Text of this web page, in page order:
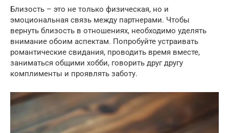
Близость – это не только физическая, но и
эмоциональная связь между партнерами. Чтобы
вернуть близость в отношениях, необходимо уделять
внимание обоим аспектам. Попробуйте устраивать
романтические свидания, проводить время вместе,
заниматься общими хобби, говорить друг другу
комплименты и проявлять заботу.